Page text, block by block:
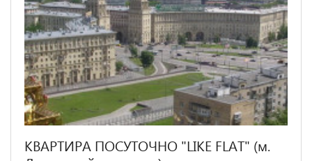
КВАРТИРА ПОСУТОЧНО "LIKE FLAT" (м.